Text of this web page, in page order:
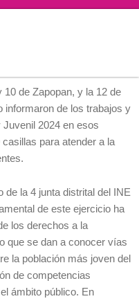
de Zapopan, y la 12 de
informaron de los trabajos y
2024 en esos
para atender a la
la 4 junta distrital del INE
de este ejercicio ha
los derechos a la
que se dan a conocer vías
la población más joven del
de competencias
ámbito público. En